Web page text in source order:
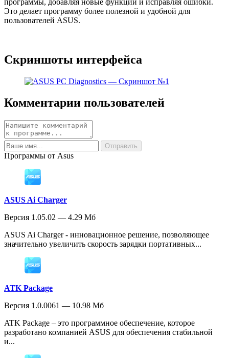
Это делает программу более полезной и удобной для
пользователей ASUS.
Скриншоты интерфейса
Комментарии пользователей
Программы от Asus
ASUS Ai Charger
Версия 1.05.02 — 4.29 Мб
ASUS Ai Charger - инновационное решение, позволяющее
значительно увеличить скорость зарядки портативных...
ATK Package
Версия 1.0.0061 — 10.98 Мб
ATK Package – это программное обеспечение, которое
разработано компанией ASUS для обеспечения стабильной
и...